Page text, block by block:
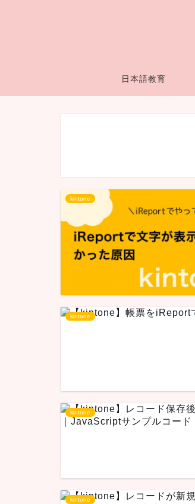
日本語教育
kintone
kintone
kintone
kintone